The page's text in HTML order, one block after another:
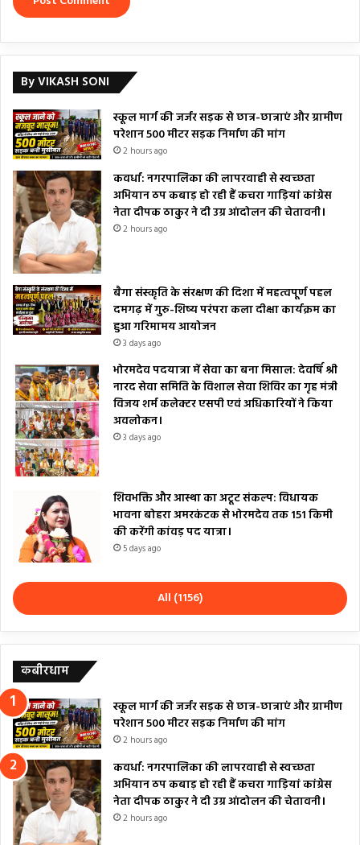
By VIKASH SONI
स्कूल मार्ग की जर्जर सड़क से छात्र-छात्राएं और ग्रामीण
परेशान 500 मीटर सड़क निर्माण की मांग
2 hours ago
कवर्धा: नगरपालिका की लापरवाही से स्वच्छता
अभियान ठप कबाड़ हो रही हैं कचरा गाड़ियां कांग्रेस
नेता दीपक ठाकुर ने दी उग्र आंदोलन की चेतावनी।
2 hours ago
बैगा संस्कृति के संरक्षण की दिशा में महत्वपूर्ण पहल
दमगढ़ में गुरु-शिष्य परंपरा कला दीक्षा कार्यक्रम का
हुआ गरिमामय आयोजन
3 days ago
भोरमदेव पदयात्रा में सेवा का बना मिसाल: देवर्षि श्री
नारद सेवा समिति के विशाल सेवा शिविर का गृह मंत्री
विजय शर्म कलेक्टर एसपी एवं अधिकारियों ने किया
अवलोकन।
3 days ago
शिवभक्ति और आस्था का अटूट संकल्प: विधायक
भावना बोहरा अमरकंटक से भोरमदेव तक 151 किमी
की करेंगी कांवड़ पद यात्रा।
5 days ago
All (1156)
कबीरधाम
स्कूल मार्ग की जर्जर सड़क से छात्र-छात्राएं और ग्रामीण
परेशान 500 मीटर सड़क निर्माण की मांग
2 hours ago
कवर्धा: नगरपालिका की लापरवाही से स्वच्छता
अभियान ठप कबाड़ हो रही हैं कचरा गाड़ियां कांग्रेस
नेता दीपक ठाकुर ने दी उग्र आंदोलन की चेतावनी।
2 hours ago